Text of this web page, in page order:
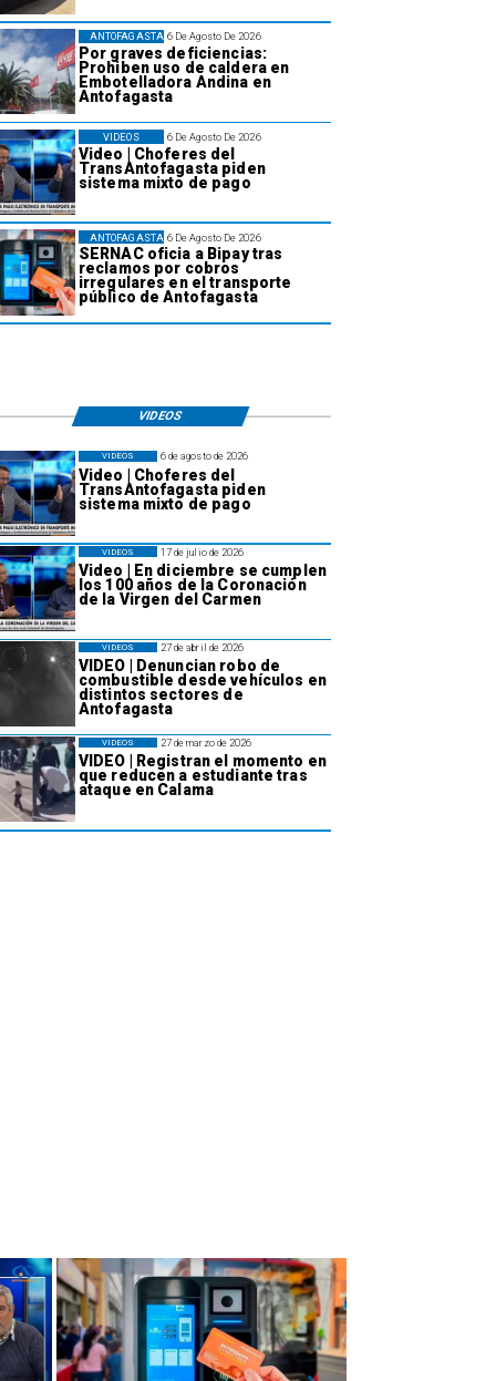
6 De Agosto De 2026
Por graves deficiencias:
Prohiben uso de caldera en
Embotelladora Andina en
Antofagasta
ANTOFAGASTA
6 De Agosto De 2026
Video | Choferes del
TransAntofagasta piden
sistema mixto de pago
VIDEOS
6 De Agosto De 2026
SERNAC oficia a Bipay tras
reclamos por cobros
irregulares en el transporte
público de Antofagasta
ANTOFAGASTA
VIDEOS
6 de agosto de 2026
Video | Choferes del
TransAntofagasta piden
sistema mixto de pago
VIDEOS
17 de julio de 2026
Video | En diciembre se cumplen
los 100 años de la Coronación
de la Virgen del Carmen
VIDEOS
27 de abril de 2026
VIDEO | Denuncian robo de
combustible desde vehículos en
distintos sectores de
Antofagasta
VIDEOS
27 de marzo de 2026
VIDEO | Registran el momento en
que reducen a estudiante tras
ataque en Calama
VIDEOS